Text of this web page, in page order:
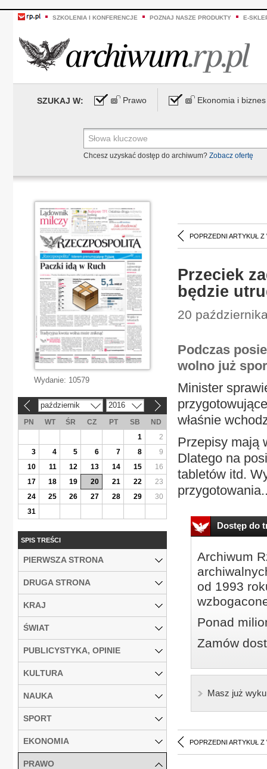
SZKOLENIA I KONFERENCJE POZNAJ NASZE PRODUKTY E-
SZUKAJ W: Prawo Ekonomia i biznes
Chcesz uzyskać dostęp do archiwum? Zobacz ofertę
POPRZEDNI ARTYKUŁ Z
Przeciek
będzie
20
Podczas
wolno już
Minister
właśnie
Przepisy mają
Dlatego na
tabletów itd.
Dostęp do
Archiwum
od 1993
Ponad
Zamów
Masz już
POPRZEDNI ARTYKUŁ Z
Wydanie: 10579
październik 2016
PN WT ŚR CZ PT SB
ND
1
2
3
4 5 6 7 8
9
10
11 12 13 14 15
16
17
18 19 20 21 22
23
24
25 26 27 28 29
30
31
SPIS TREŚCI
PIERWSZA STRONA
DRUGA STRONA
KRAJ
ŚWIAT
PUBLICYSTYKA, OPINIE
KULTURA
NAUKA
SPORT
EKONOMIA
PRAWO